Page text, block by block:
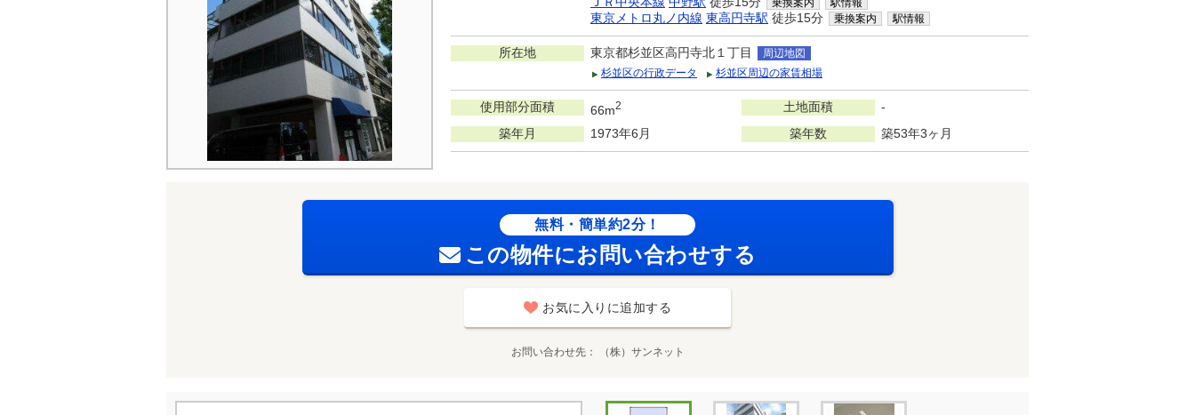
乗換案内 駅情報
東京メトロ丸ノ内線 東高円寺駅 徒歩15分 乗換案内 駅情報
所在地 東京都杉並区高円寺北１丁目
周辺地図
杉並区の行政データ
杉並区周辺の家賃相場
使用部分面積 66m2 土地面積
-
築年月
1973年6月 築年数 築53年3ヶ月
無料・簡単約2分！
この物件にお問い合わせする
お気に入りに追加する
お問い合わせ先 （株）サンネット